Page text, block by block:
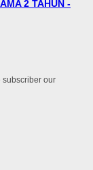
2 TAHUN -
subscriber our